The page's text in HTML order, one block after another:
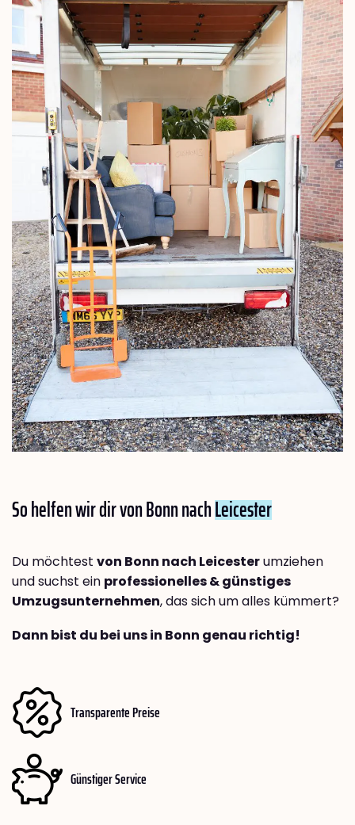
So helfen wir dir von Bonn nachLeicester
Du möchtest von Bonn nach Leicesterumziehen
und suchst ein professionelles & günstiges
Umzugsunternehmen, das sich um alles kümmert?
Dann bist du bei uns in Bonn genau richtig!
Transparente Preise
Günstiger Service